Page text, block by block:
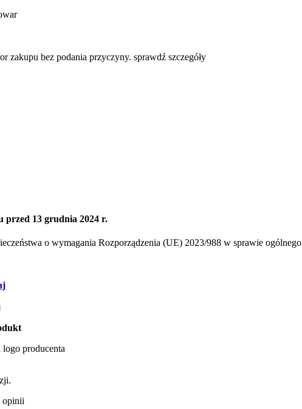
zakupu bez podania przyczyny. sprawdź szczegóły
przed 13 grudnia 2024 r.
o wymagania Rozporządzenia (UE) 2023/988 w sprawie
producenta
opinii